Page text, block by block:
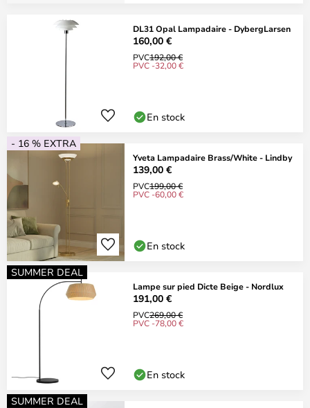
DL31 Opal Lampadaire - DybergLarsen
160,00 €
PVC192,00 €
PVC -32,00 €
En stock
- 16 % EXTRA
Yveta Lampadaire Brass/White - Lindby
139,00 €
PVC199,00 €
PVC -60,00 €
En stock
SUMMER DEAL
Lampe sur pied Dicte Beige - Nordlux
191,00 €
PVC269,00 €
PVC -78,00 €
En stock
SUMMER DEAL